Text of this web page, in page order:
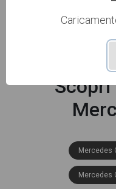
consigliata per
Mercedes
Mercedes